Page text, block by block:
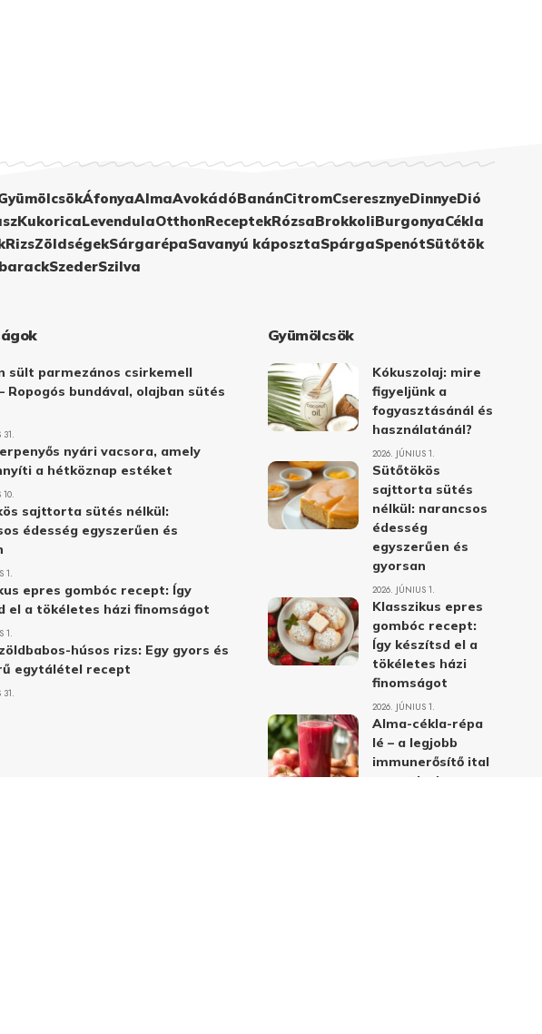
ÁfonyaAlmaAvokádóBanánCitromCseresznyeDinnyeDió
KukoricaLevendulaOtthonReceptekRózsaBrokkoliBurgonyaCékla
RizsZöldségekSárgarépaSavanyú káposztaSpárgaSpenótSütőtök
SzederSzilva
sült parmezános csirkemell
Ropogós bundával, olajban sütés
31.
nyári vacsora, amely
a hétköznap estéket
10.
sajttorta sütés nélkül:
édesség egyszerűen és
1.
epres gombóc recept: Így
el a tökéletes házi finomságot
1.
húsos rizs: Egy gyors és
egytálétel recept
31.
Gyümölcsök
Kókuszolaj: mire
figyeljünk a
fogyasztásánál és
használatánál?
2026. JÚNIUS 1.
Sütőtökös
sajttorta sütés
nélkül: narancsos
édesség
egyszerűen és
gyorsan
2026. JÚNIUS 1.
Klasszikus epres
gombóc recept:
Így készítsd el a
tökéletes házi
finomságot
2026. JÚNIUS 1.
Alma-cékla-répa
lé – a legjobb
immunerősítő ital
receptje és